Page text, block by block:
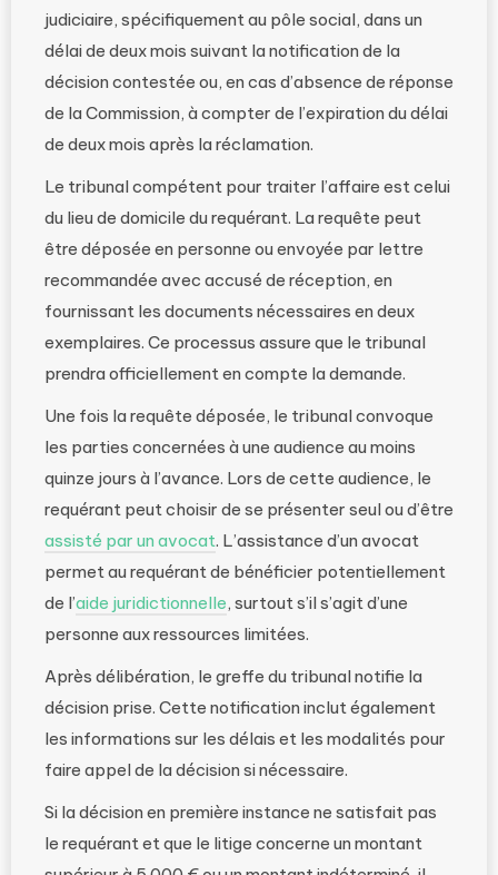
judiciaire, spécifiquement au pôle social, dans un
délai de deux mois suivant la notification de la
décision contestée ou, en cas d’absence de réponse
de la Commission, à compter de l’expiration du délai
de deux mois après la réclamation.
Le tribunal compétent pour traiter l’affaire est celui
du lieu de domicile du requérant. La requête peut
être déposée en personne ou envoyée par lettre
recommandée avec accusé de réception, en
fournissant les documents nécessaires en deux
exemplaires. Ce processus assure que le tribunal
prendra officiellement en compte la demande.
Une fois la requête déposée, le tribunal convoque
les parties concernées à une audience au moins
quinze jours à l’avance. Lors de cette audience, le
requérant peut choisir de se présenter seul ou d’être
assisté par un avocat. L’assistance d’un avocat
permet au requérant de bénéficier potentiellement
de l’aide juridictionnelle, surtout s’il s’agit d’une
personne aux ressources limitées.
Après délibération, le greffe du tribunal notifie la
décision prise. Cette notification inclut également
les informations sur les délais et les modalités pour
faire appel de la décision si nécessaire.
Si la décision en première instance ne satisfait pas
le requérant et que le litige concerne un montant